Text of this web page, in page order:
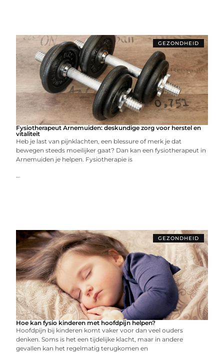
GEZONDHEID
Fysiotherapeut Arnemuiden: deskundige zorg voor herstel en
vitaliteit
Heb je last van pijnklachten, een blessure of merk je dat
bewegen steeds moeilijker gaat? Dan kan een fysiotherapeut in
Arnemuiden je helpen. Fysiotherapie is
...
GEZONDHEID
Hoe kan fysio kinderen met hoofdpijn helpen?
Hoofdpijn bij kinderen komt vaker voor dan veel ouders
denken. Soms is het een tijdelijke klacht, maar in andere
gevallen kan het regelmatig terugkomen en